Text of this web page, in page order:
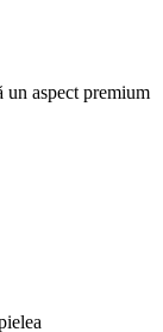
un aspect premium